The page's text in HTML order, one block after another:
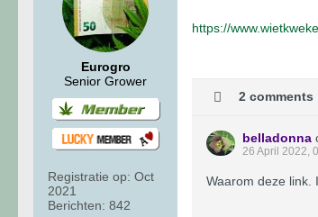
Eurogro
Senior Grower
Registratie op: Oct
2021
Berichten: 842
https://
2 comments
belladonna
26 April 2022,
Waarom deze link.